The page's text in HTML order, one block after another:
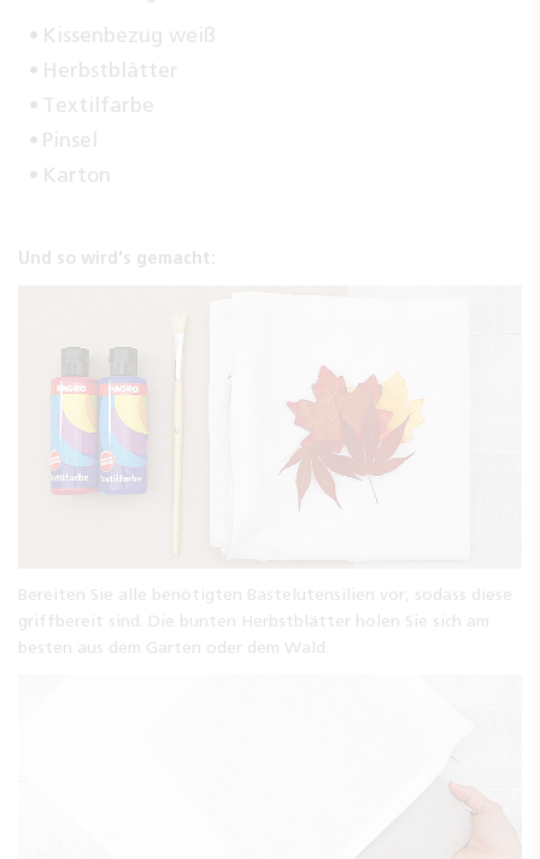
Kissenbezug weiß
Herbstblätter
Textilfarbe
Pinsel
Karton
Und so wird's gemacht:
Bereiten Sie alle benötigten Bastelutensilien vor, sodass diese
griffbereit sind. Die bunten Herbstblätter holen Sie sich am
besten aus dem Garten oder dem Wald.